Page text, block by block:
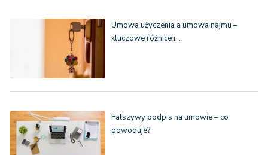
Umowa użyczenia a umowa najmu –
kluczowe różnice i…
Fałszywy podpis na umowie – co
powoduje?